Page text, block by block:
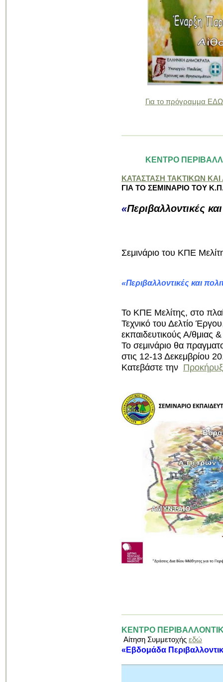
Για το πρόγραμμα ΕΔΩ
ΚΕΝΤΡΟ
ΚΑΤΑΣΤΑΣΗ ΤΑΚΤΙΚΩΝ
ΓΙΑ ΤΟ ΣΕΜΙΝΑΡΙΟ ΤΟΥ
«Περιβαλλοντικές
Σεμινάριο του ΚΠΕ
«Περιβαλλοντικές και
Το ΚΠΕ Μελίτης, στο
Τεχνικό του Δελτίο
εκπαιδευτικούς Α/θμιας
Το σεμινάριο θα
στις 12-13 Δεκεμβρίου
Κατεβάστε την
ΚΕΝΤΡΟ
Αίτηση Συμμετοχής εδώ
«Εβδομάδα